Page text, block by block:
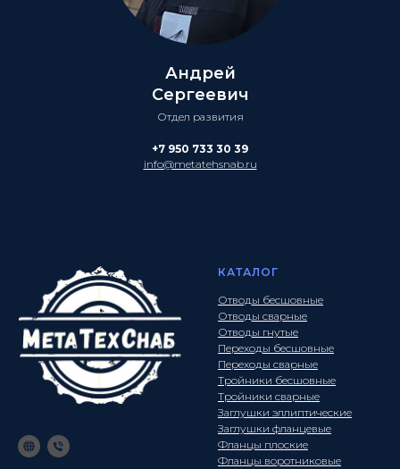
Андрей
Сергеевич
Отдел развития
+7 950 733 30 39
info@metatehsnab.ru
КАТАЛОГ
Отводы бесшовные
Отводы сварные
Отводы гнутые
Переходы бесшовные
Переходы сварные
Тройники бесшовные
Тройники сварные
Заглушки эллиптические
Заглушки фланцевые
Фланцы плоские
Фланцы воротниковые